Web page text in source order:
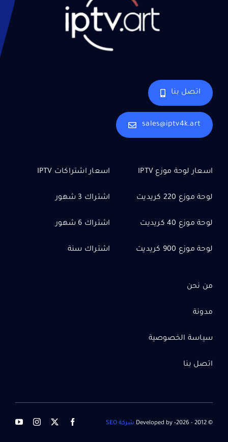
اتصل بنا
sales@iptv4k.art
اسعار لوحة موزع IPTV
لوحة موزع 220 كريديت
لوحة موزع 40 كريديت
لوحة موزع 900 كريديت
اسعار اشتراكات IPTV
اشتراك 3 شهور
اشتراك 6 شهور
اشتراك سنة
من نحن
مدونة
سياسة الخصوصية
اتصل بنا
© 2012 - 2026• Developed by شركة SEO